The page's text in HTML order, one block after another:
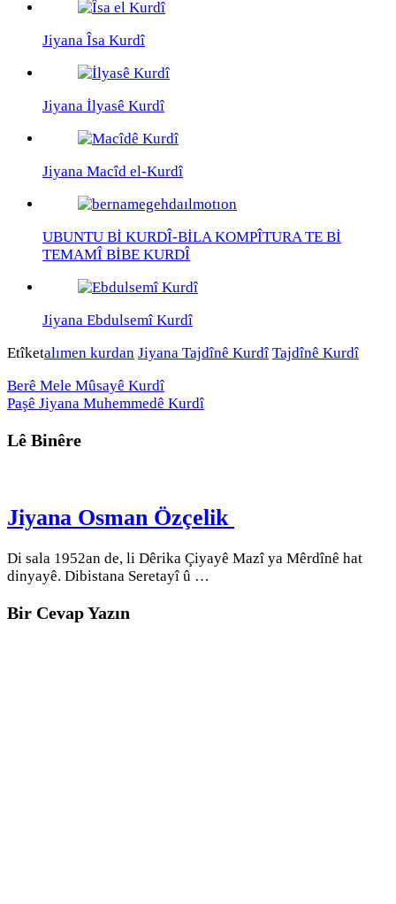
Jiyana Îsa Kurdî
Jiyana İlyasê Kurdî
Jiyana Macîd el-Kurdî
UBUNTU Bİ KURDÎ-BİLA KOMPÎTURA TE Bİ
TEMAMÎ BİBE KURDÎ
Jiyana Ebdulsemî Kurdî
Etîketalımen kurdan Jiyana Tajdînê Kurdî Tajdînê Kurdî
Berê Mele Mûsayê Kurdî
Paşê Jiyana Muhemmedê Kurdî
Lê Binêre
Jiyana Osman Özçelik
Di sala 1952an de, li Dêrika Çiyayê Mazî ya Mêrdînê hat
dinyayê. Dibistana Seretayî û …
Bir Cevap Yazın